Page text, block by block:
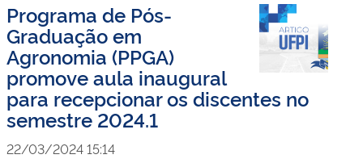
Programa de Pós-
Graduação em
Agronomia (PPGA)
promove aula inaugural
para recepcionar os discentes no
semestre 2024.1
22/03/2024 15:14